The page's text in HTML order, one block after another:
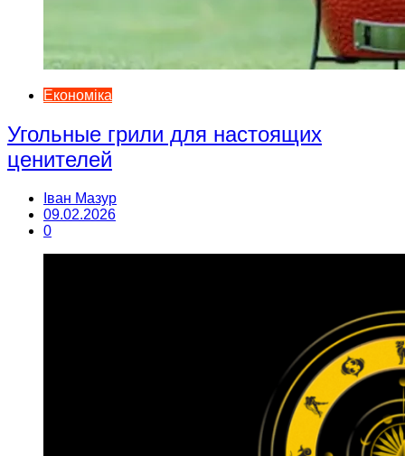
Економіка
Угольные грили для настоящих
ценителей
Іван Мазур
09.02.2026
0